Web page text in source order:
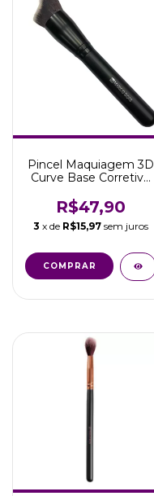
Pincel Maquiagem 3D
Curve Base Corretivo
R$47,90
3 x de R$15,97 sem juros
COMPRAR